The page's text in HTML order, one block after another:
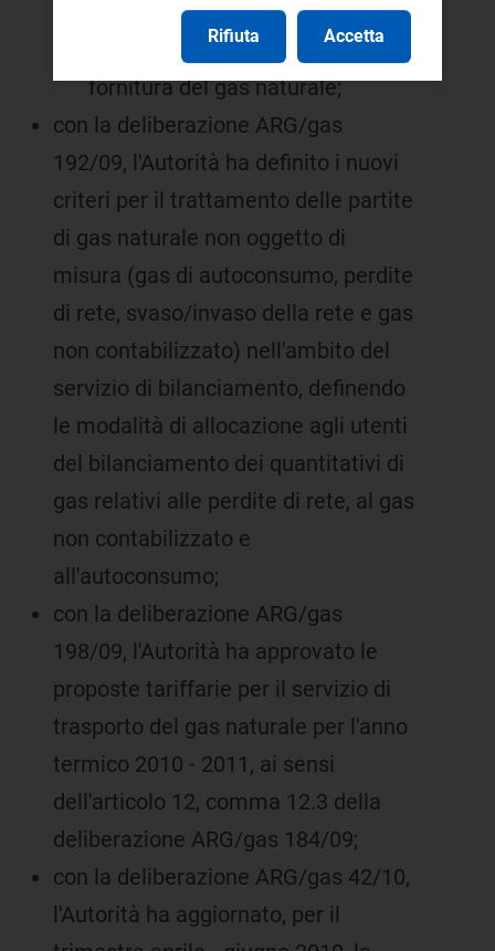
unitamente all'aggiornamento
delle condizioni economiche di
fornitura del gas naturale;
con la deliberazione ARG/gas
192/09, l'Autorità ha definito i nuovi
criteri per il trattamento delle partite
di gas naturale non oggetto di
misura (gas di autoconsumo, perdite
di rete, svaso/invaso della rete e gas
non contabilizzato) nell'ambito del
servizio di bilanciamento, definendo
le modalità di allocazione agli utenti
del bilanciamento dei quantitativi di
gas relativi alle perdite di rete, al gas
non contabilizzato e
all'autoconsumo;
con la deliberazione ARG/gas
198/09, l'Autorità ha approvato le
proposte tariffarie per il servizio di
trasporto del gas naturale per l'anno
termico 2010 - 2011, ai sensi
dell'articolo 12, comma 12.3 della
deliberazione ARG/gas 184/09;
con la deliberazione ARG/gas 42/10,
l'Autorità ha aggiornato, per il
Rifiuta Accetta